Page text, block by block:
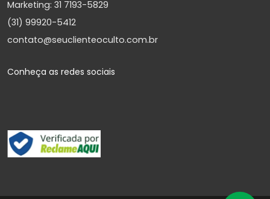
Marketing: 31 7193-5829
(31) 99920-5412
contato@seuclienteoculto.com.br
Conheça as redes sociais